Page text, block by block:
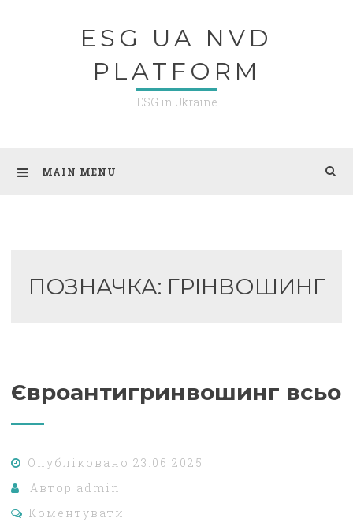
ESG UA NVD
PLATFORM
ESG in Ukraine
MAIN MENU
ПОЗНАЧКА: ГРІНВОШИНГ
Євроантигринвошинг всьо
Опубліковано 23.06.2025
Автор admin
Коментувати